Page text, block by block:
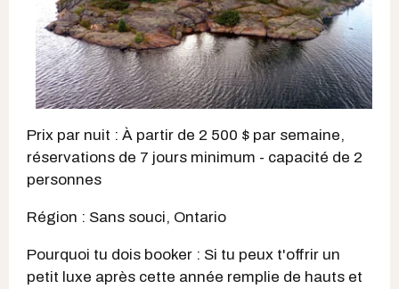
Prix par nuit : À partir de 2 500 $ par semaine,
réservations de 7 jours minimum - capacité de 2
personnes
Région : Sans souci, Ontario
Pourquoi tu dois booker : Si tu peux t'offrir un
petit luxe après cette année remplie de hauts et